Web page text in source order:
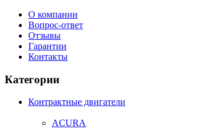
О компании
Вопрос-ответ
Отзывы
Гарантии
Контакты
Категории
Контрактные двигатели
ACURA